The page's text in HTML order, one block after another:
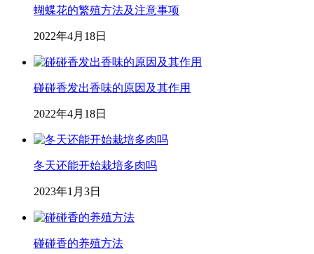
蝴蝶花的繁殖方法及注意事项
2022年4月18日
碰碰香发出香味的原因及其作用
2022年4月18日
冬天还能开始栽培多肉吗
2023年1月3日
碰碰香的养殖方法